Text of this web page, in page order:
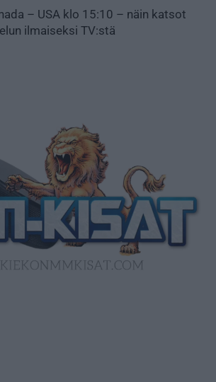
– USA klo 15:10 – näin katsot
ilmaiseksi TV:stä